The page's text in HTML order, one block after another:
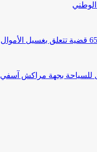
الوطني
للسياحة بجهة مراكش آسفي